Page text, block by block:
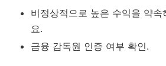
비정상적으로 높은 수익을 약속
요.
금융 감독원 인증 여부 확인.